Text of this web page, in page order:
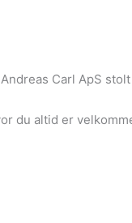
Carl ApS
du altid er